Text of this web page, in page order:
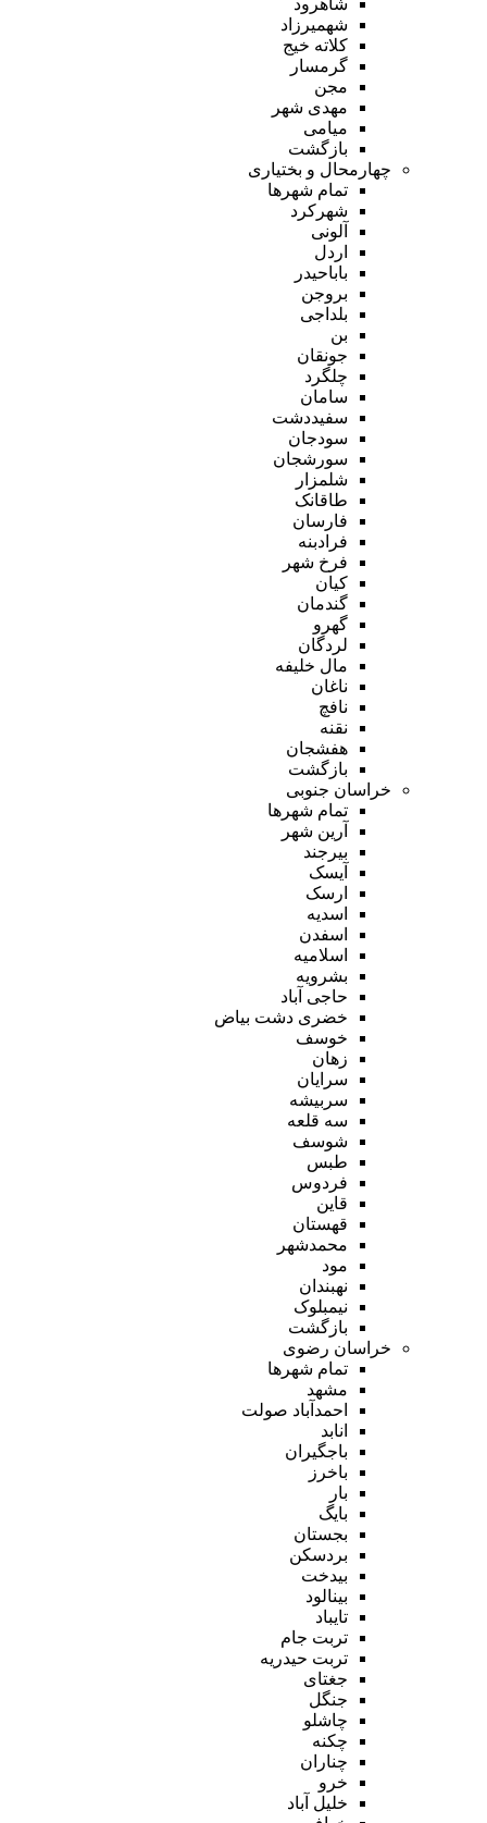
شهمیرزاد
کلاته خیج
گرمسار
مجن
مهدی شهر
میامی
بازگشت
چهارمحال و بختیاری
تمام شهر‌ها
شهرکرد
آلونی
اردل
باباحیدر
بروجن
بلداجی
بن
جونقان
چلگرد
سامان
سفیددشت
سودجان
سورشجان
شلمزار
طاقانک
فارسان
فرادبنه
فرخ شهر
کیان
گندمان
گهرو
لردگان
مال خلیفه
ناغان
نافچ
نقنه
هفشجان
بازگشت
خراسان جنوبی
تمام شهر‌ها
آرین شهر
بیرجند
آیسک
ارسک
اسدیه
اسفدن
اسلامیه
بشرویه
حاجی آباد
خضری دشت بیاض
خوسف
زهان
سرایان
سربیشه
سه قلعه
شوسف
طبس
فردوس
قاین
قهستان
محمدشهر
مود
نهبندان
نیمبلوک
بازگشت
خراسان رضوی
تمام شهر‌ها
مشهد
احمدآباد صولت
انابد
باجگیران
باخرز
بار
بایگ
بجستان
بردسکن
بیدخت
بینالود
تایباد
تربت جام
تربت حیدریه
جغتای
جنگل
چاشلو
چکنه
چناران
خرو
خلیل آباد